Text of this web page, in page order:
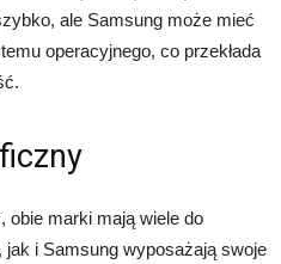
ale Samsung może mieć
operacyjnego, co przekłada
obie marki mają wiele do
i Samsung wyposażają swoje